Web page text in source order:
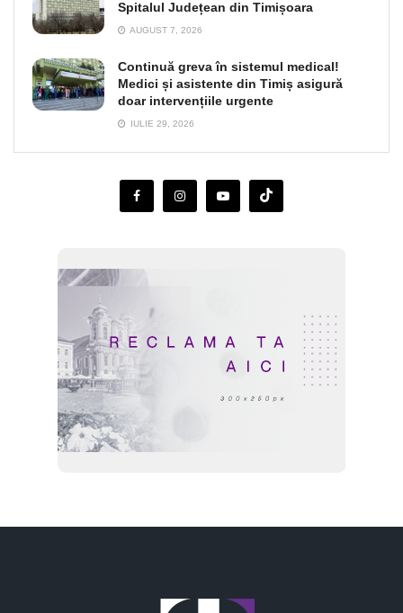
Spitalul Județean din Timișoara
AUGUST 7, 2026
Continuă greva în sistemul medical!
Medici și asistente din Timiș asigură
doar intervențiile urgente
IULIE 29, 2026